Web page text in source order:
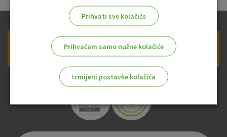
Prijava na newsletter OTP banke
Prihvati sve kolačiće
Prihvaćam samo nužne kolačiće
Izmijeni postavke kolačića